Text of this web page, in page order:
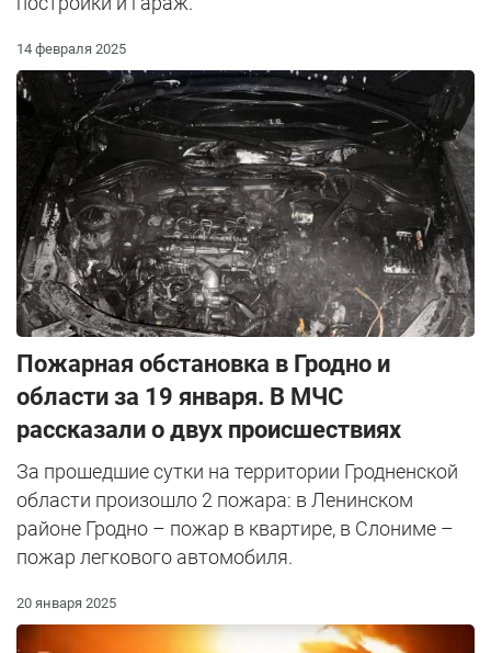
14 февраля 2025
Пожарная обстановка в Гродно и
области за 19 января. В МЧС
рассказали о двух происшествиях
За прошедшие сутки на территории Гродненской
области произошло 2 пожара: в Ленинском
районе Гродно – пожар в квартире, в Слониме –
пожар легкового автомобиля.
20 января 2025